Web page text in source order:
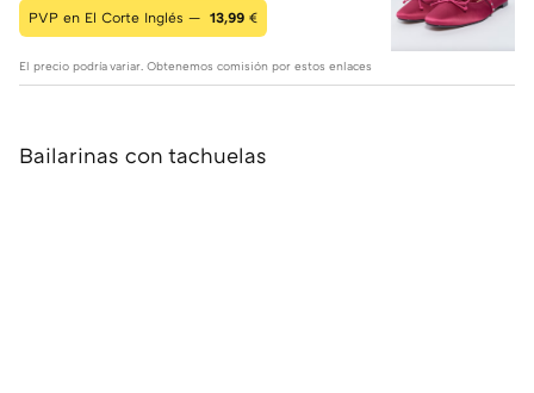
PVP en El Corte Inglés — 13,99 €
El precio podría variar. Obtenemos comisión por estos enlaces
Bailarinas con tachuelas